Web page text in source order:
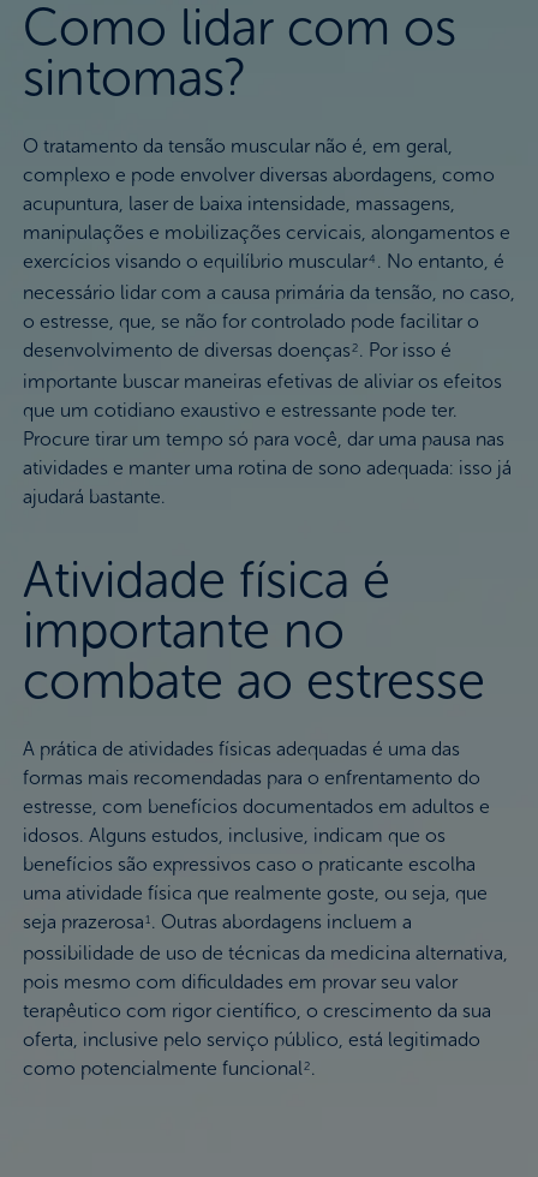
Como lidar com os
sintomas?
O tratamento da tensão muscular não é, em geral,
complexo e pode envolver diversas abordagens, como
acupuntura, laser de baixa intensidade, massagens,
manipulações e mobilizações cervicais, alongamentos e
exercícios visando o equilíbrio muscular4 . No entanto, é
necessário lidar com a causa primária da tensão, no caso,
o estresse, que, se não for controlado pode facilitar o
desenvolvimento de diversas doenças 2. Por isso é
importante buscar maneiras efetivas de aliviar os efeitos
que um cotidiano exaustivo e estressante pode ter.
Procure tirar um tempo só para você, dar uma pausa nas
atividades e manter uma rotina de sono adequada: isso já
ajudará bastante.
Atividade física é
importante no
combate ao estresse
A prática de atividades físicas adequadas é uma das
formas mais recomendadas para o enfrentamento do
estresse, com benefícios documentados em adultos e
idosos. Alguns estudos, inclusive, indicam que os
benefícios são expressivos caso o praticante escolha
uma atividade física que realmente goste, ou seja, que
seja prazerosa1 . Outras abordagens incluem a
possibilidade de uso de técnicas da medicina alternativa,
pois mesmo com dificuldades em provar seu valor
terapêutico com rigor científico, o crescimento da sua
oferta, inclusive pelo serviço público, está legitimado
como potencialmente funcional2.